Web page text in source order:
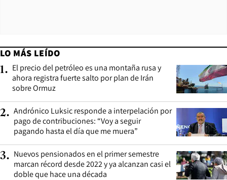
LO MÁS LEÍDO
1. El precio del petróleo es una montaña rusa y
ahora registra fuerte salto por plan de Irán
sobre Ormuz
2. Andrónico Luksic responde a interpelación por
pago de contribuciones: “Voy a seguir
pagando hasta el día que me muera”
3. Nuevos pensionados en el primer semestre
marcan récord desde 2022 y ya alcanzan casi el
doble que hace una década